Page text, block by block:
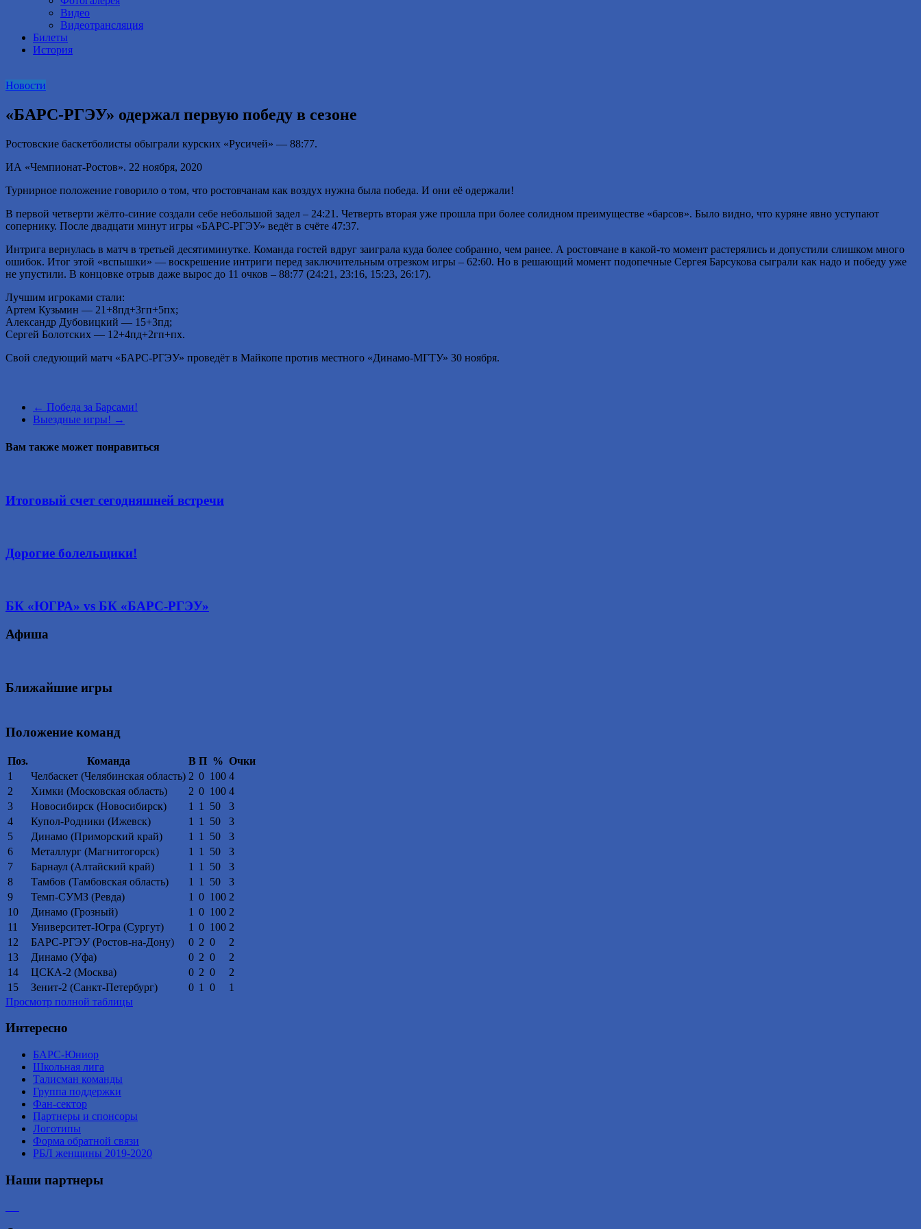
Видео
Видеотрансляция
Билеты
История
Новости
«БАРС-РГЭУ» одержал первую победу в сезоне
Ростовские баскетболисты обыграли курских «Русичей» — 88:77.
ИА «Чемпионат-Ростов». 22 ноября, 2020
Турнирное положение говорило о том, что ростовчанам как воздух нужна была победа. И они её одержали!
В первой четверти жёлто-синие создали себе небольшой задел – 24:21. Четверть вторая уже прошла при более солидном преимуществе «барсов». Было видно, что куряне явно уступают
сопернику. После двадцати минут игры «БАРС-РГЭУ» ведёт в счёте 47:37.
Интрига вернулась в матч в третьей десятиминутке. Команда гостей вдруг заиграла куда более собранно, чем ранее. А ростовчане в какой-то момент растерялись и допустили слишком много
ошибок. Итог этой «вспышки» — воскрешение интриги перед заключительным отрезком игры – 62:60. Но в решающий момент подопечные Сергея Барсукова сыграли как надо и победу уже
не упустили. В концовке отрыв даже вырос до 11 очков – 88:77 (24:21, 23:16, 15:23, 26:17).
Лучшим игроками стали:
Артем Кузьмин — 21+8пд+3гп+5пх;
Александр Дубовицкий — 15+3пд;
Сергей Болотских — 12+4пд+2гп+пх.
Свой следующий матч «БАРС-РГЭУ» проведёт в Майкопе против местного «Динамо-МГТУ» 30 ноября.
← Победа за Барсами!
Выездные игры! →
Вам также может понравиться
Итоговый счет сегодняшней встречи
Дорогие болельщики!
БК «ЮГРА» vs БК «БАРС-РГЭУ»
Афиша
Ближайшие игры
Положение команд
Поз. Команда В П % Очки
1
Челбаскет (Челябинская область) 2 0 100 4
2
Химки (Московская область) 2 0 100 4
3
Новосибирск (Новосибирск) 1 1 50
3
4
Купол-Родники (Ижевск) 1 1 50
3
5
Динамо (Приморский край) 1 1 50
3
6
Металлург (Магнитогорск) 1 1 50
3
7
Барнаул (Алтайский край) 1 1 50
3
8
Тамбов (Тамбовская область) 1 1 50
3
9
Темп-СУМЗ (Ревда) 1 0 100 2
10
Динамо (Грозный) 1 0 100 2
11
Университет-Югра (Сургут) 1 0 100 2
12
БАРС-РГЭУ (Ростов-на-Дону) 0 2 0
2
13
Динамо (Уфа) 0 2 0
2
14
ЦСКА-2 (Москва) 0 2 0
2
15
Зенит-2 (Санкт-Петербург) 0 1 0
1
Просмотр полной таблицы
Интересно
БАРС-Юниор
Школьная лига
Талисман команды
Группа поддержки
Фан-сектор
Партнеры и спонсоры
Логотипы
Форма обратной связи
РБЛ женщины 2019-2020
Наши партнеры